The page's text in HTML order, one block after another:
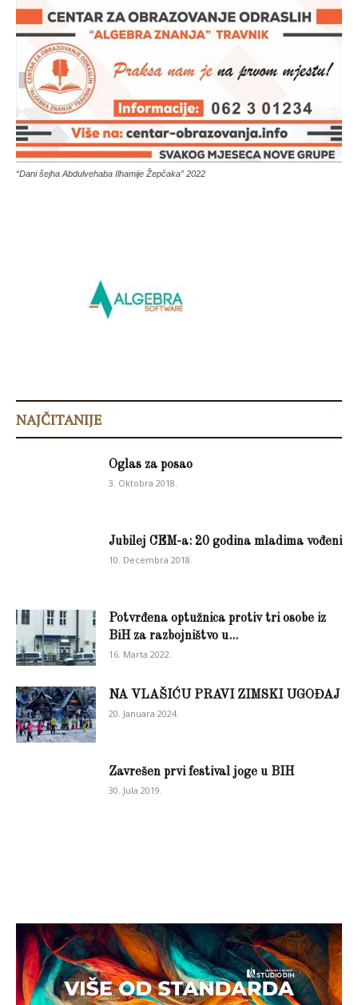
“Dani šejha Abdulvehaba Ilhamije Žepčaka” 2022
NAJČITANIJE
Oglas za posao
3. Oktobra 2018.
Jubilej CEM-a: 20 godina mladima vođeni
10. Decembra 2018.
Potvrđena optužnica protiv tri osobe iz
BiH za razbojništvo u...
16. Marta 2022.
NA VLAŠIĆU PRAVI ZIMSKI UGOĐAJ
20. Januara 2024.
Zavrešen prvi festival joge u BIH
30. Jula 2019.